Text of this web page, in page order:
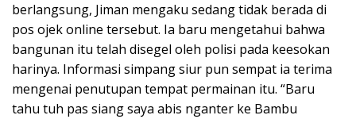
berlangsung, Jiman mengaku sedang tidak berada di
pos ojek online tersebut. Ia baru mengetahui bahwa
bangunan itu telah disegel oleh polisi pada keesokan
harinya. Informasi simpang siur pun sempat ia terima
mengenai penutupan tempat permainan itu. “Baru
tahu tuh pas siang saya abis nganter ke Bambu